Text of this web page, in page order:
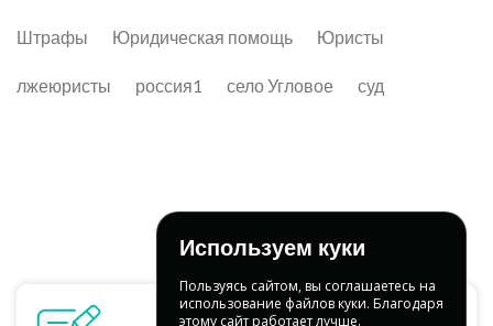
Штрафы Юридическая помощь Юристы
лжеюристы россия1 село Угловое суд
Используем куки
Пользуясь сайтом, вы соглашаетесь на
использование файлов куки. Благодаря
этому сайт работает лучше.